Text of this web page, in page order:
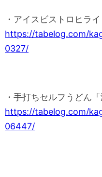
・アイスビストロヒライ
https://tabelog.com/
0327/
・手打ちセルフうどん「
https://tabelog.com/
06447/